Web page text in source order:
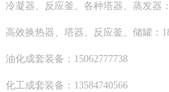
冷凝器、反应釜、各种塔器、蒸发器
高效换热器、塔器、反应釜、储罐：
油化成套装备：15062777738
化工成套装备：13584740566